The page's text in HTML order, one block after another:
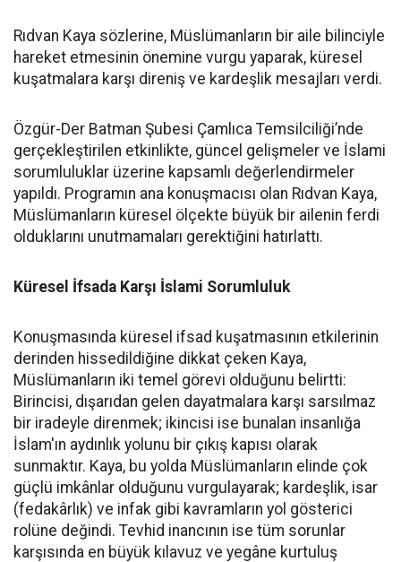
Rıdvan Kaya sözlerine, Müslümanların bir aile bilinciyle
hareket etmesinin önemine vurgu yaparak, küresel
kuşatmalara karşı direniş ve kardeşlik mesajları verdi.
Özgür-Der Batman Şubesi Çamlıca Temsilciliği’nde
gerçekleştirilen etkinlikte, güncel gelişmeler ve İslami
sorumluluklar üzerine kapsamlı değerlendirmeler
yapıldı. Programın ana konuşmacısı olan Rıdvan Kaya,
Müslümanların küresel ölçekte büyük bir ailenin ferdi
olduklarını unutmamaları gerektiğini hatırlattı.
Küresel İfsada Karşı İslami Sorumluluk
Konuşmasında küresel ifsad kuşatmasının etkilerinin
derinden hissedildiğine dikkat çeken Kaya,
Müslümanların iki temel görevi olduğunu belirtti:
Birincisi, dışarıdan gelen dayatmalara karşı sarsılmaz
bir iradeyle direnmek; ikincisi ise bunalan insanlığa
İslam'ın aydınlık yolunu bir çıkış kapısı olarak
sunmaktır. Kaya, bu yolda Müslümanların elinde çok
güçlü imkânlar olduğunu vurgulayarak; kardeşlik, isar
(fedakârlık) ve infak gibi kavramların yol gösterici
rolüne değindi. Tevhid inancının ise tüm sorunlar
karşısında en büyük kılavuz ve yegâne kurtuluş